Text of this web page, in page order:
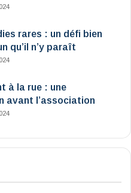
rares : un défi bien
qu’il n’y paraît
à la rue : une
avant l’association